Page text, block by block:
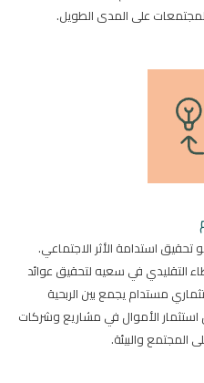
على المدى الطويل.
استدامة الأثر الاجتماعي.
التقليدي في سعيه لتحقيق عوائد
مستدام يجمع بين الربحية
الأموال في مشاريع وشركات
المجتمع والبيئة.